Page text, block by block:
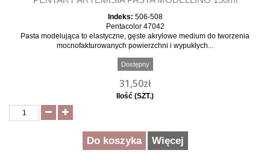
Indeks: 506-508
Pentacolor 47042
Pasta modelująca to elastyczne, gęste akrylowe medium do tworzenia
mocnofakturowanych powierzchni i wypukłych...
Dostępny
31,50zł
Ilość (SZT.)
Do koszyka Więcej